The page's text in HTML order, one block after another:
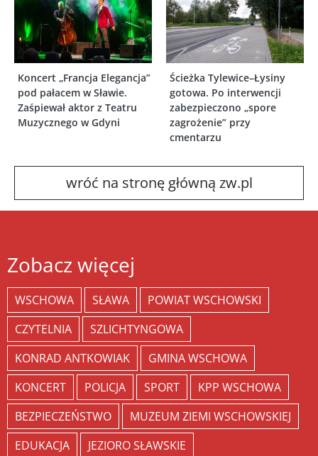
Koncert „Francja Elegancja”
pod pałacem w Sławie.
Zaśpiewał aktor z Teatru
Muzycznego w Gdyni
Ścieżka Tylewice–Łysiny
gotowa. Po interwencji
zabezpieczono „spore
zagrożenie” przy
cmentarzu
wróć na stronę główną zw.pl
Zobacz więcej
WSCHOWA SŁAWA
POWIAT WSCHOWSKI
CZYTELNIA
SZLICHTYNGOWA
KONRAD ANTKOWIAK
GMINA WSCHOWA
KONCERT
POLICJA SPORT
KPP WSCHOWA
BEZPIECZEŃSTWO
MUZEUM ZIEMI WSCHOWSKIEJ
EDUKACJA
JEZIORO SŁAWSKIE